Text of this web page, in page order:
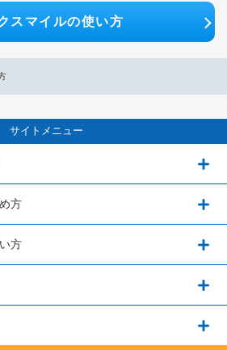
スマイルの使い方
サイトメニュー
方
方